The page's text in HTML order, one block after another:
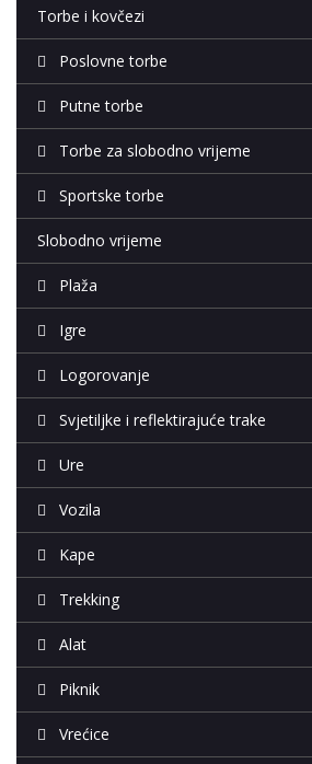
Torbe i kovčezi
Poslovne torbe
Putne torbe
Torbe za slobodno vrijeme
Sportske torbe
Slobodno vrijeme
Plaža
Igre
Logorovanje
Svjetiljke i reflektirajuće trake
Ure
Vozila
Kape
Trekking
Alat
Piknik
Vrećice